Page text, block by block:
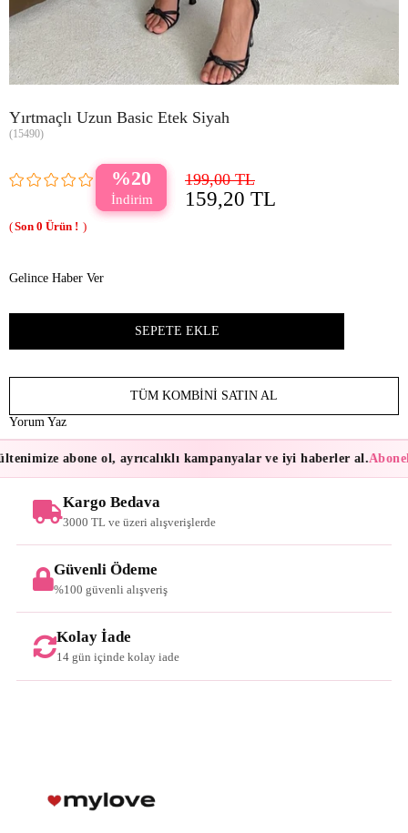
Yırtmaçlı Uzun Basic Etek Siyah
(15490)
20 199,00 TL
159,20 TL
0
Gelince Haber Ver
TÜM KOMBINI SATIN AL
Yorum Yaz
abone ol, ayrıcalıklı kampanyalar ve iyi haberler al.
Kargo Bedava
3000 TL ve üzeri alışverişlerde
Güvenli Ödeme
%100 güvenli alışveriş
Kolay İade
14 gün içinde kolay iade